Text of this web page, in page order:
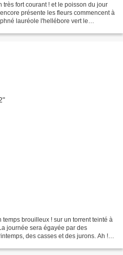
! et le poisson du jour
présente les fleurs commencent à
lauréole l'hellébore vert le
brouilleux ! sur un torrent teinté à
journée sera égayée par des
des casses et des jurons. Ah !